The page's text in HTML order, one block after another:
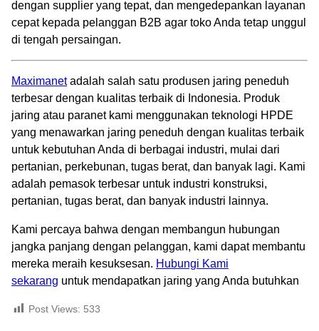
dengan supplier yang tepat, dan mengedepankan layanan
cepat kepada pelanggan B2B agar toko Anda tetap unggul
di tengah persaingan.
Maximanetadalah salah satu produsen jaring peneduh
terbesar dengan kualitas terbaik di Indonesia. Produk
jaring atau paranet kami menggunakan teknologi HPDE
yang menawarkan jaring peneduh dengan kualitas terbaik
untuk kebutuhan Anda di berbagai industri, mulai dari
pertanian, perkebunan, tugas berat, dan banyak lagi. Kami
adalah pemasok terbesar untuk industri konstruksi,
pertanian, tugas berat, dan banyak industri lainnya.
Kami percaya bahwa dengan membangun hubungan
jangka panjang dengan pelanggan, kami dapat membantu
mereka meraih kesuksesan. Hubungi Kami
sekarang untuk mendapatkan jaring yang Anda butuhkan
Post Views: 533